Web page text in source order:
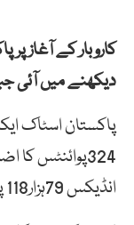
کاروبار کے آغاز
دیکھنے میں آئی
324پوائنٹس کا
انڈیکس 79ہزار118 پوائنٹس پر ٹریڈکرتے دیکھا گیا۔